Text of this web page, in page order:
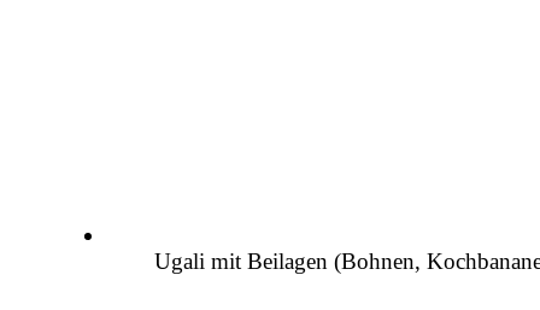
Ugali mit Beilagen (Bohnen,